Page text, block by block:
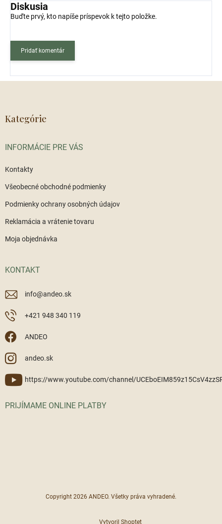
Diskusia
Buďte prvý, kto napíše príspevok k tejto položke.
Pridať komentár
Kategórie
INFORMÁCIE PRE VÁS
Kontakty
Všeobecné obchodné podmienky
Podmienky ochrany osobných údajov
Reklamácia a vrátenie tovaru
Moja objednávka
KONTAKT
info@andeo.sk
+421 948 340 119
ANDEO
andeo.sk
https://www.youtube.com/channel/
PRIJÍMAME ONLINE PLATBY
Vytvoril Shoptet
Copyright 2026 ANDEO. Všetky práva vyhradené.